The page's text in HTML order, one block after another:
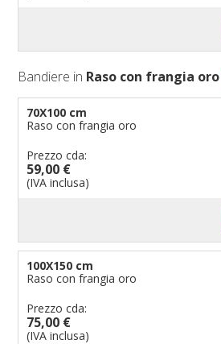
Bandiere in Raso con frangia oro
70X100 cm
Raso con frangia oro
Prezzo cda:
59,00 €
(IVA inclusa)
100X150 cm
Raso con frangia oro
Prezzo cda:
75,00 €
(IVA inclusa)